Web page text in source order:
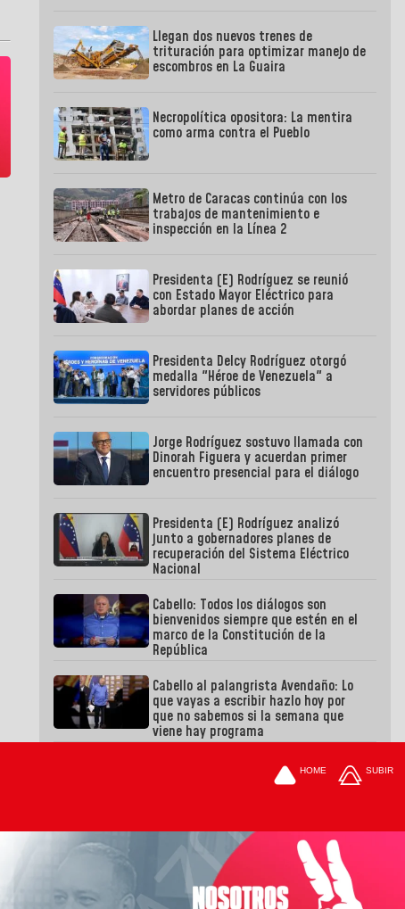
Llegan dos nuevos trenes de
trituración para optimizar manejo de
escombros en La Guaira
Necropolítica opositora: La mentira
como arma contra el Pueblo
Metro de Caracas continúa con los
trabajos de mantenimiento e
inspección en la Línea 2
Presidenta (E) Rodríguez se reunió
con Estado Mayor Eléctrico para
abordar planes de acción
Presidenta Delcy Rodríguez otorgó
medalla "Héroe de Venezuela" a
servidores públicos
Jorge Rodríguez sostuvo llamada con
Dinorah Figuera y acuerdan primer
encuentro presencial para el diálogo
Presidenta (E) Rodríguez analizó
junto a gobernadores planes de
recuperación del Sistema Eléctrico
Nacional
Cabello: Todos los diálogos son
bienvenidos siempre que estén en el
marco de la Constitución de la
República
Cabello al palangrista Avendaño: Lo
que vayas a escribir hazlo hoy por
que no sabemos si la semana que
viene hay programa
HOME SUBIR